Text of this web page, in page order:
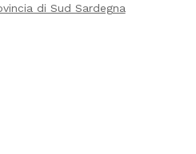
di Sud Sardegna